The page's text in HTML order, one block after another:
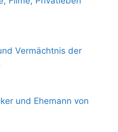
Vermächtnis der
und Ehemann von